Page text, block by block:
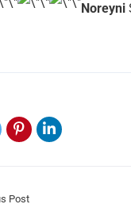
Noreyni
Post